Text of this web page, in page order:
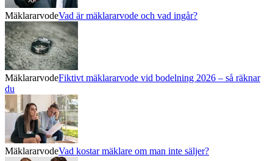
MäklararvodeVad är mäklararvode och vad ingår?
MäklararvodeFiktivt mäklararvode vid bodelning 2026 – så räknar
du
MäklararvodeVad kostar mäklare om man inte säljer?